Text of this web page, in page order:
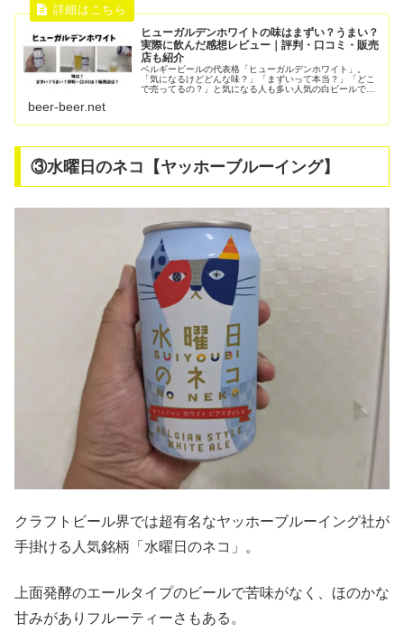
ヒューガルデンホワイトの味はまずい？うまい？
実際に飲んだ感想レビュー｜評判・口コミ・販売
店も紹介
ベルギービールの代表格「ヒューガルデンホワイト」。
「気になるけどどんな味？」「まずいって本当？」「どこ
で売ってるの？」と気になる人も多い人気の白ビールで
beer-beer.net
③水曜日のネコ【ヤッホーブルーイング】
クラフトビール界では超有名なヤッホーブルーイング社が
手掛ける人気銘柄「水曜日のネコ」。
上面発酵のエールタイプのビールで苦味がなく、ほのかな
甘みがありフルーティーさもある。